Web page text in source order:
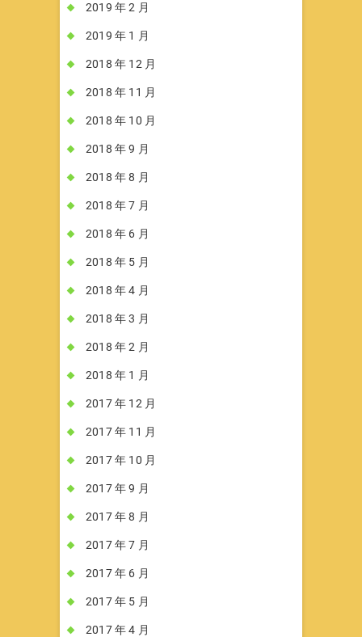
2019 年 2 月
2019 年 1 月
2018 年 12 月
2018 年 11 月
2018 年 10 月
2018 年 9 月
2018 年 8 月
2018 年 7 月
2018 年 6 月
2018 年 5 月
2018 年 4 月
2018 年 3 月
2018 年 2 月
2018 年 1 月
2017 年 12 月
2017 年 11 月
2017 年 10 月
2017 年 9 月
2017 年 8 月
2017 年 7 月
2017 年 6 月
2017 年 5 月
2017 年 4 月